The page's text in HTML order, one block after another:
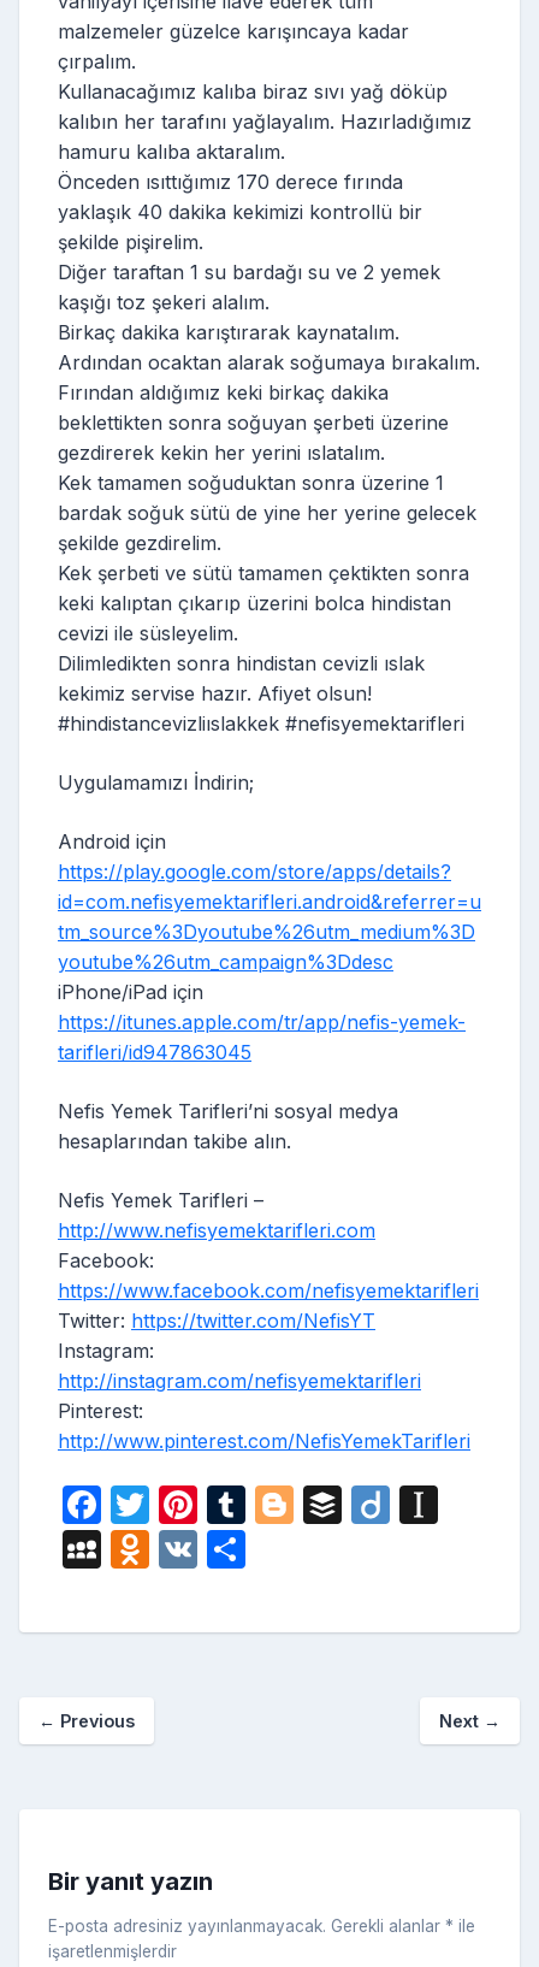
malzemeler güzelce karışıncaya kadar
çırpalım.
Kullanacağımız kalıba biraz sıvı yağ döküp
kalıbın her tarafını yağlayalım. Hazırladığımız
hamuru kalıba aktaralım.
Önceden ısıttığımız 170 derece fırında
yaklaşık 40 dakika kekimizi kontrollü bir
şekilde pişirelim.
Diğer taraftan 1 su bardağı su ve 2 yemek
kaşığı toz şekeri alalım.
Birkaç dakika karıştırarak kaynatalım.
Ardından ocaktan alarak soğumaya bırakalım.
Fırından aldığımız keki birkaç dakika
beklettikten sonra soğuyan şerbeti üzerine
gezdirerek kekin her yerini ıslatalım.
Kek tamamen soğuduktan sonra üzerine 1
bardak soğuk sütü de yine her yerine gelecek
şekilde gezdirelim.
Kek şerbeti ve sütü tamamen çektikten sonra
keki kalıptan çıkarıp üzerini bolca hindistan
cevizi ile süsleyelim.
Dilimledikten sonra hindistan cevizli ıslak
kekimiz servise hazır. Afiyet olsun!
#hindistancevizliıslakkek #nefisyemektarifleri
Uygulamamızı İndirin;
Android için
https://play.google.com/store/apps/details?
id=com.nefisyemektarifleri.android&referrer=u
tm_source%3Dyoutube%26utm_medium%3D
youtube%26utm_campaign%3Ddesc
iPhone/iPad için
https://itunes.apple.com/tr/app/nefis-yemek-
tarifleri/id947863045
Nefis Yemek Tarifleri’ni sosyal medya
hesaplarından takibe alın.
Nefis Yemek Tarifleri –
http://www.nefisyemektarifleri.com
Facebook:
https://www.facebook.com/nefisyemektarifleri
Twitter: https://twitter.com/NefisYT
Instagram:
http://instagram.com/nefisyemektarifleri
Pinterest:
http://www.pinterest.com/NefisYemekTarifleri
F
a
c
e
o
T
w
itt
er
Pi
nt
er
e
T
bl
Bl
g
B
r
Di
p
er
M
S
a
c
O
n
a
ki
V
ar
← Previous Next →
Bir yanıt yazın
E-posta adresiniz yayınlanmayacak. Gerekli alanlar * ile
işaretlenmişlerdir